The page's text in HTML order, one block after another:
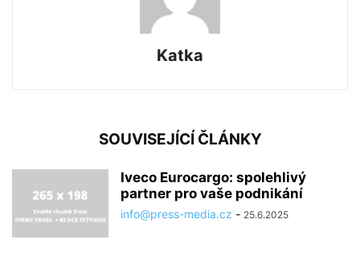
Katka
SOUVISEJÍCÍ ČLÁNKY
Iveco Eurocargo: spolehlivý
partner pro vaše podnikání
info@press-media.cz - 25.6.2025